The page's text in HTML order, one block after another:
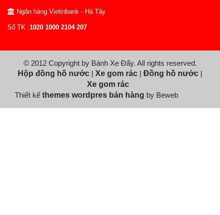
Ngân hàng Vietinbank - Hà Tây
Số TK :1020 1000 2104 207
© 2012 Copyright by Bánh Xe Đẩy. All rights reserved.
Hộp đồng hồ nước | Xe gom rác | Đồng hồ nước |
Xe gom rác
Thiết kế themes wordpres bán hàng by Beweb